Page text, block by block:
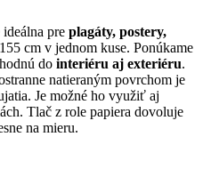
ideálna pre plagáty, postery,
cm v jednom kuse. Ponúkame
do interiéru aj exteriéru.
natieraným povrchom je
Je možné ho využiť aj
Tlač z role papiera dovoluje
na mieru.